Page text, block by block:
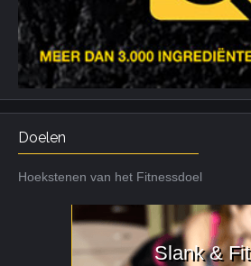
Doelen
Hoekstenen van het Fitnessdoel
Slank & Fit